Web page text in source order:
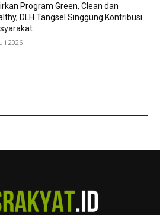
Program Green, Clean dan
DLH Tangsel Singgung Kontribusi
2026